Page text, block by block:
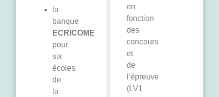
la
banque
ECRICOME
pour
six
écoles
de
la
en
fonction
des
concours
et
de
l’épreuve
(LV1